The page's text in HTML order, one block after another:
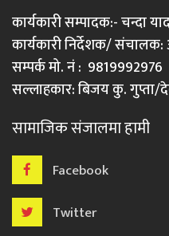
कार्यकारी सम्पादक:- चन्दा
कार्यकारी निर्देशक/
सम्पर्क मो. नं : 9819992976
सल्लाहकार: बिजय कु. गुप्ता/
सामाजिक संजालमा हामी
Facebook
Twitter